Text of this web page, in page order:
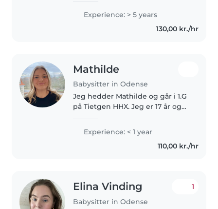
positiv person, som elsker at
være sammen med børn. Jeg er
Experience: > 5 years
130,00 kr./hr
Mathilde
Babysitter in Odense
Jeg hedder Mathilde og går i 1.G
på Tietgen HHX. Jeg er 17 år og
med min familie og har 2 brødre,
en store og lillebror. Jeg har
førhen arbejdet næsten..
Experience: < 1 year
110,00 kr./hr
Elina Vinding
Babysitter in Odense
1